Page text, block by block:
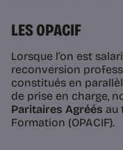
LES OPACIF
Lorsque l’on est
reconversion
constitués en
de prise en charge,
Paritaires Agréés au
Formation (OPACIF).